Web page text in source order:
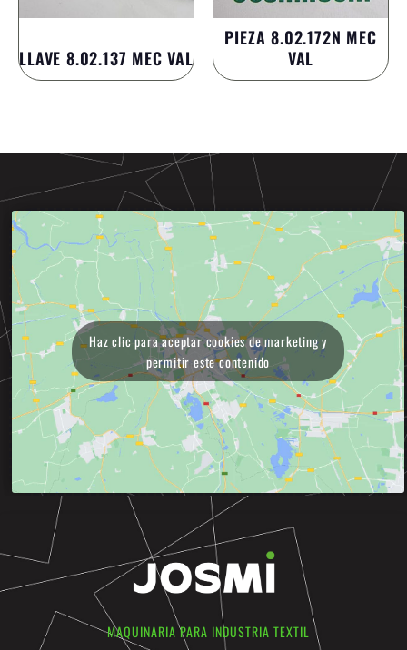
LLAVE 8.02.137 MEC VAL
PIEZA 8.02.172N MEC
VAL
Haz clic para aceptar cookies de marketing y
permitir este contenido
MAQUINARIA PARA INDUSTRIA TEXTIL